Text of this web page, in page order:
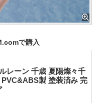
で購入
レーン 千歳 夏陽燦々千
PVC&ABS製 塗装済み 完